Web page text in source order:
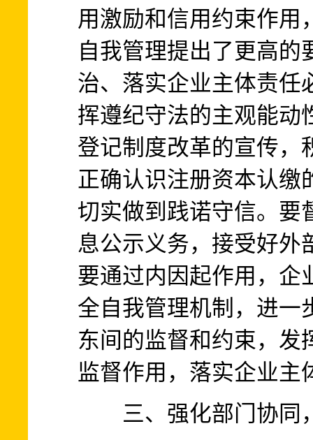
用激励和信用约束作用
自我管理提出了更高的
治、落实企业主体责任
挥遵纪守法的主观能动
登记制度改革的宣传，
正确认识注册资本认缴
切实做到践诺守信。要
息公示义务，接受好外
要通过内因起作用，企
全自我管理机制，进一
东间的监督和约束，发
监督作用，落实企业
三、强化部门协同